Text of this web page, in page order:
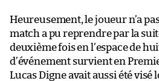
Heureusement, le joueur n’a
match a pu reprendre par la
deuxième fois en l’espace de
d’événement survient en
Lucas Digne avait aussi été visé